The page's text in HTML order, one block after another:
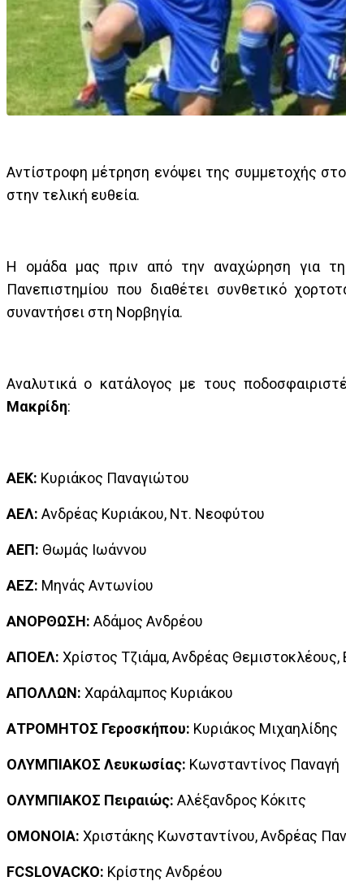
Αντίστροφη μέτρηση ενόψει της συμμετοχής
στην τελική ευθεία.
Η ομάδα μας πριν από την αναχώρηση για τη
Πανεπιστημίου που διαθέτει συνθετικό
συναντήσει στη Νορβηγία.
Αναλυτικά ο κατάλογος με τους
Μακρίδη:
ΑΕΚ: Κυριάκος Παναγιώτου
AEΛ: Ανδρέας Κυριάκου, Ντ. Νεοφύτου
ΑΕΠ: Θωμάς Ιωάννου
AEΖ: Μηνάς Αντωνίου
ΑΝΟΡΘΩΣΗ: Αδάμος Ανδρέου
ΑΠΟΕΛ: Χρίστος Τζιάμα, Ανδρέας
ΑΠΟΛΛΩΝ: Χαράλαμπος Κυριάκου
ΑΤΡΟΜΗΤΟΣ Γεροσκήπου: Κυριάκος Μιχαηλίδης
ΟΛΥΜΠΙΑΚΟΣ Λευκωσίας: Κωνσταντίνος Παναγή
ΟΛΥΜΠΙΑΚΟΣ Πειραιώς: Αλέξανδρος Κόκιτς
ΟΜΟΝΟΙΑ: Χριστάκης Κωνσταντίνου, Ανδρέας
FCSLOVACKO: Κρίστης Ανδρέου